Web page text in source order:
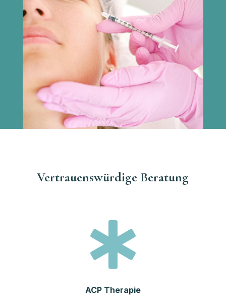
Vertrauenswürdige Beratung

ACP Therapie